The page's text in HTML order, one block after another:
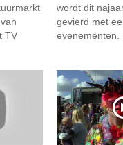
TV
wordt dit
gevierd met
evenementen.